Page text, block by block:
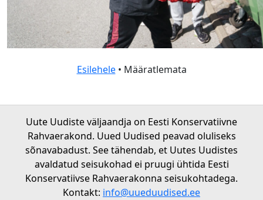
Esilehele• Määratlemata
Uute Uudiste väljaandja on Eesti Konservatiivne
Rahvaerakond. Uued Uudised peavad oluliseks
sõnavabadust. See tähendab, et Uutes Uudistes
avaldatud seisukohad ei pruugi ühtida Eesti
Konservatiivse Rahvaerakonna seisukohtadega.
Kontakt: info@uueduudised.ee